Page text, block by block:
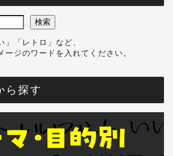
検索
」「レトロ」など、
ージのワードを入れてください。
ら探す